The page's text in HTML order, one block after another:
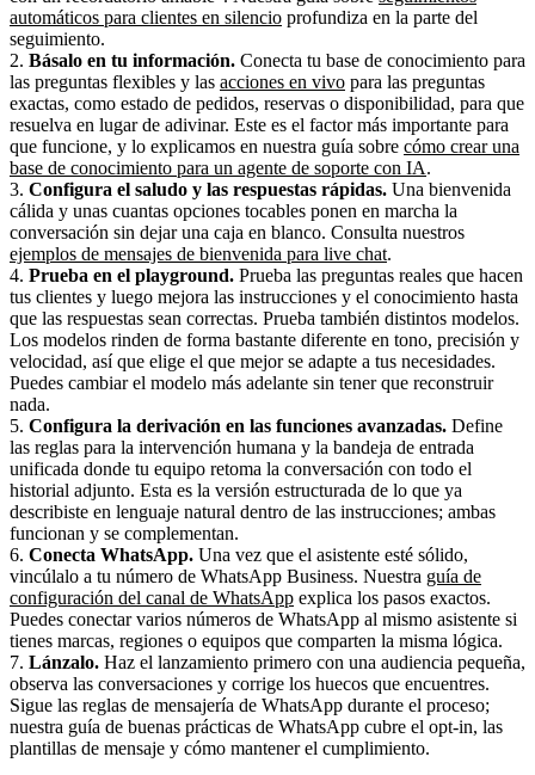
automáticos para clientes en silencio profundiza en la parte del
seguimiento.
2. Básalo en tu información. Conecta tu base de conocimiento para
las preguntas flexibles y las acciones en vivo para las preguntas
exactas, como estado de pedidos, reservas o disponibilidad, para que
resuelva en lugar de adivinar. Este es el factor más importante para
que funcione, y lo explicamos en nuestra guía sobre cómo crear una
base de conocimiento para un agente de soporte con IA.
3. Configura el saludo y las respuestas rápidas. Una bienvenida
cálida y unas cuantas opciones tocables ponen en marcha la
conversación sin dejar una caja en blanco. Consulta nuestros
ejemplos de mensajes de bienvenida para live chat.
4. Prueba en el playground. Prueba las preguntas reales que hacen
tus clientes y luego mejora las instrucciones y el conocimiento hasta
que las respuestas sean correctas. Prueba también distintos modelos.
Los modelos rinden de forma bastante diferente en tono, precisión y
velocidad, así que elige el que mejor se adapte a tus necesidades.
Puedes cambiar el modelo más adelante sin tener que reconstruir
nada.
5. Configura la derivación en las funciones avanzadas. Define
las reglas para la intervención humana y la bandeja de entrada
unificada donde tu equipo retoma la conversación con todo el
historial adjunto. Esta es la versión estructurada de lo que ya
describiste en lenguaje natural dentro de las instrucciones; ambas
funcionan y se complementan.
6. Conecta WhatsApp. Una vez que el asistente esté sólido,
vincúlalo a tu número de WhatsApp Business. Nuestra guía de
configuración del canal de WhatsApp explica los pasos exactos.
Puedes conectar varios números de WhatsApp al mismo asistente si
tienes marcas, regiones o equipos que comparten la misma lógica.
7. Lánzalo. Haz el lanzamiento primero con una audiencia pequeña,
observa las conversaciones y corrige los huecos que encuentres.
Sigue las reglas de mensajería de WhatsApp durante el proceso;
nuestra guía de buenas prácticas de WhatsApp cubre el opt-in, las
plantillas de mensaje y cómo mantener el cumplimiento.